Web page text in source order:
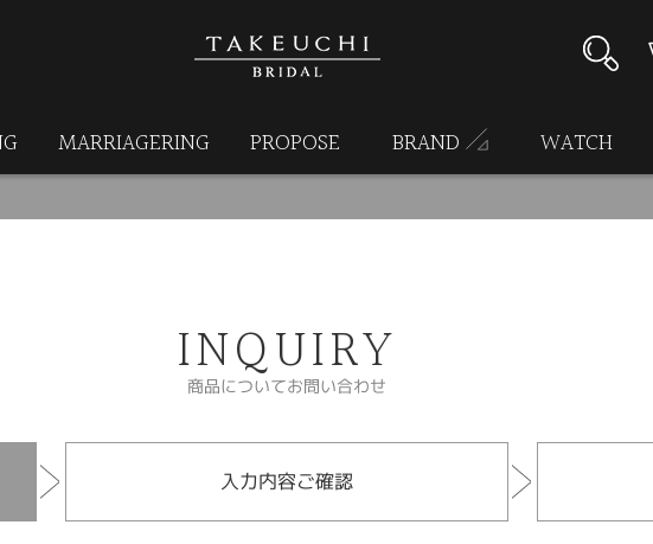
MARRIAGERING PROPOSE BRAND WATCH
INQUIRY
商品についてお問い合わせ
入力内容ご確認